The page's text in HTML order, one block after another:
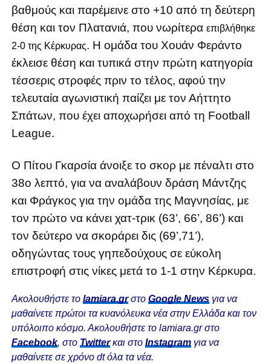
βαθμούς και παρέμεινε στο +10 από τη δεύτερη
θέση και τον Πλατανιά, που νωρίτερα επιβλήθηκε
2-0 της Κέρκυρας. Η ομάδα του Χουάν Φεράντο
έκλεισε θέση και τυπικά στην πρώτη κατηγορία
τέσσερις στροφές πριν το τέλος, αφού την
τελευταία αγωνιστική παίζει με τον Αήττητο
Σπάτων, που έχει αποχωρήσει από τη Football
League.
Ο Πίτου Γκαρσία άνοιξε το σκορ με πέναλτι στο
38ο λεπτό, για να αναλάβουν δράση Μάντζης
και Φράγκος για την ομάδα της Μαγνησίας, με
τον πρώτο να κάνει χατ-τρικ (63’, 66’, 86’) και
τον δεύτερο να σκοράρει δις (69’,71’),
οδηγώντας τους γηπεδούχους σε εύκολη
επιστροφή στις νίκες μετά το 1-1 στην Κέρκυρα.
Ακολουθήστε το lamiara.grστο Google Newsγια να
μαθαίνετε πρώτοι τα κυανόλευκα νέα στην Ελλάδα και τον
υπόλοιπο κόσμο. Ακολουθήστε το lamiara.gr στο
Facebook, στο Twitterκαι στο Instagram για να
μαθαίνετε σε χρόνο dt όλα τα νέα.